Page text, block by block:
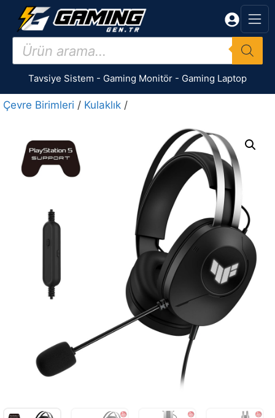
İçeriğe
Products
search
Tavsiye Sistem - Gaming Monitör - Gaming Laptop
Çevre Birimleri / Kulaklık /